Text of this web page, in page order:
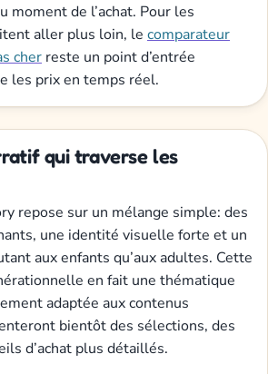
moment de l’achat. Pour les
aller plus loin, le comparateur
cher reste un point d’entrée
les prix en temps réel.
qui traverse les
repose sur un mélange simple: des
une identité visuelle forte et un
aux enfants qu’aux adultes. Cette
en fait une thématique
adaptée aux contenus
bientôt des sélections, des
d’achat plus détaillés.